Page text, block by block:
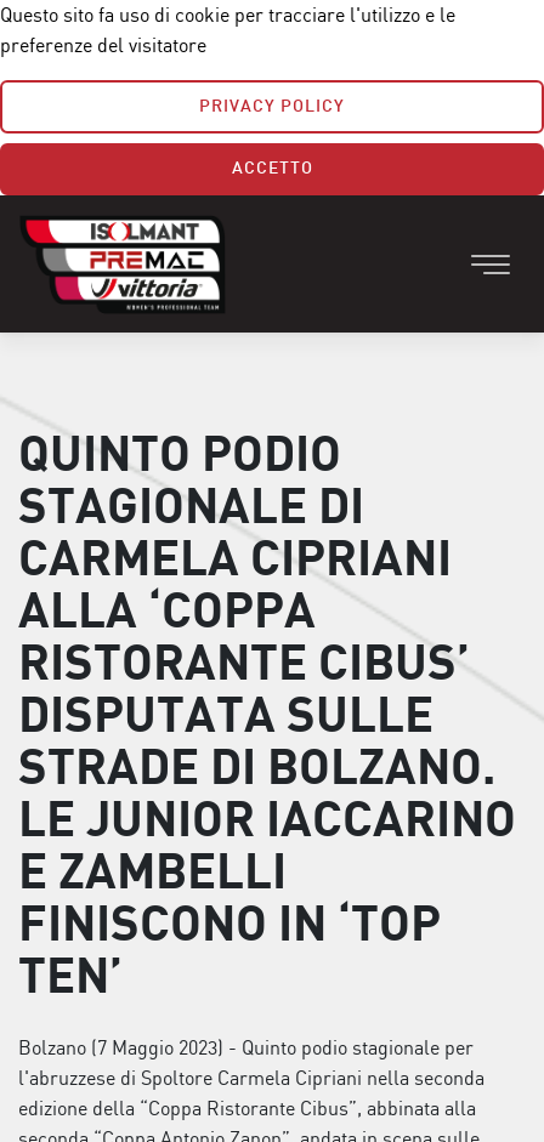
Questo sito fa uso di cookie per tracciare l'utilizzo e le
preferenze del visitatore
PRIVACY POLICY
ACCETTO
QUINTO PODIO
STAGIONALE DI
CARMELA CIPRIANI
ALLA ‘COPPA
RISTORANTE CIBUS’
DISPUTATA SULLE
STRADE DI BOLZANO.
LE JUNIOR IACCARINO
E ZAMBELLI
FINISCONO IN ‘TOP
TEN’
Bolzano (7 Maggio 2023) - Quinto podio stagionale per
l'abruzzese di Spoltore Carmela Cipriani nella seconda
edizione della “Coppa Ristorante Cibus”, abbinata alla